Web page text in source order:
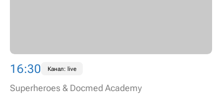
16:30 Канал: live
Superheroes & Docmed Academy